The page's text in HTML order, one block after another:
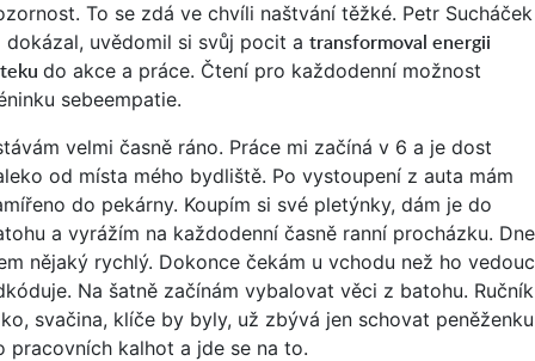
To se zdá ve chvíli naštvání těžké. Petr Sucháček
dokázal, uvědomil si svůj pocit a transformoval energii
do akce a práce. Čtení pro každodenní možnost
sebeempatie.
velmi časně ráno. Práce mi začíná v 6 a je dost
od místa mého bydliště. Po vystoupení z auta mám
do pekárny. Koupím si své pletýnky, dám je do
a vyrážím na každodenní časně ranní procházku.
nějaký rychlý. Dokonce čekám u vchodu než ho
Na šatně začínám vybalovat věci z batohu.
svačina, klíče by byly, už zbývá jen schovat peněženku
pracovních kalhot a jde se na to.